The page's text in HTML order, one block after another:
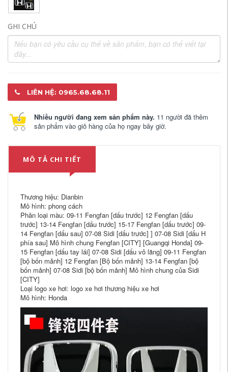
GHI CHÚ
LIÊN HỆ: 0965.68.68.11
Nhiều người đang xem sản phẩm này. 11 người đã thêm
sản phẩm vào giỏ hàng của họ ngay bây giờ.
MÔ TẢ CHI TIẾT
Thương hiệu: Dianbin
Mô hình: phong cách
Phân loại màu: 09-11 Fengfan [dấu trước] 12 Fengfan [dấu
trước] 13-14 Fengfan [dấu trước] 15-17 Fengfan [dấu trước] 09-
14 Fengfan [dấu sau] 07-08 Sidi [dấu trước] ] 07-08 Sidi [dấu H
phía sau] Mô hình chung Fengfan [CITY] [Guangqi Honda] 09-
15 Fengfan [dấu tay lái] 07-08 Sidi [dấu vô lăng] 09-11 Fengfan
[bộ bốn mảnh] 12 Fengfan [Bộ bốn mảnh] 13-14 Fengfan [bộ
bốn mảnh] 07-08 Sidi [bộ bốn mảnh] Mô hình chung của Sidi
[CITY]
Loại logo xe hơi: logo xe hơi thương hiệu xe hơi
Mô hình: Honda